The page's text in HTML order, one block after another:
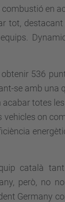
en
tot,
536
se amb una
totes
on
català
però, no
Germany